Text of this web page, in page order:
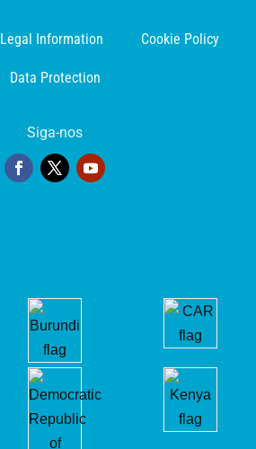
Legal Information Cookie Policy
Data Protection
Siga-nos